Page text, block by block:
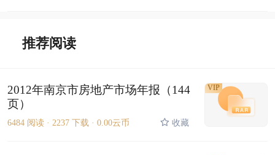
推荐阅读
2012年南京市房地产市场年报（144
页）
6484 阅读 · 2237 下载 · 0.00云币 收藏
VIP